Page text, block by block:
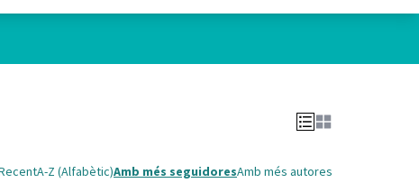
A-Z (Alfabètic)Amb més seguidoresAmb més autores